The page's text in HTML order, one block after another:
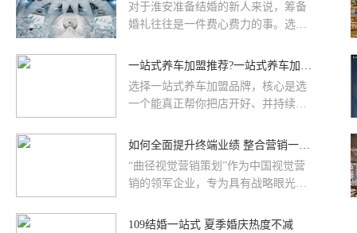
对于淮安准备结婚的新人来说，筹备
婚礼往往是一件费心费力的事。选场
仪跟妆，各类零散资源需要逐一沟通
体服务质量。不少新人都希望能有一
处场地，一站式解决婚礼所有需求，
的需求。
一站式养车加盟推荐?一站式养车加盟全攻略
选择一站式养车加盟品牌，核心是选
一个能真正帮你把店开好、并持续提
只有匹配你预算和期望的“最合适”。
与市场口碑，车鲁班、途虎养车、京
东养车、天猫养车是2026年一站式养
市场定位。
如何全面提升终端业绩 整合营销一站式服务
“曲径视觉营销策划”作为中国视觉营
销的领军企业，专为具有战略眼光、
定，旨在帮助企业全面提升品牌形象
109结婚一站式 夏季婚庆热度不减